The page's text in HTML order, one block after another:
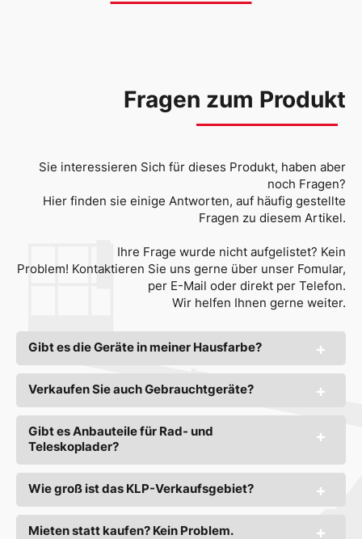
Fragen zum Produkt
Sie interessieren Sich für dieses Produkt, haben aber
noch Fragen?
Hier finden sie einige Antworten, auf häufig gestellte
Fragen zu diesem Artikel.
Ihre Frage wurde nicht aufgelistet? Kein
Problem! Kontaktieren Sie uns gerne über unser Fomular,
per E-Mail oder direkt per Telefon.
Wir helfen Ihnen gerne weiter.
Gibt es die Geräte in meiner Hausfarbe?
Verkaufen Sie auch Gebrauchtgeräte?
Gibt es Anbauteile für Rad- und
Teleskoplader?
Wie groß ist das KLP-Verkaufsgebiet?
Mieten statt kaufen? Kein Problem.